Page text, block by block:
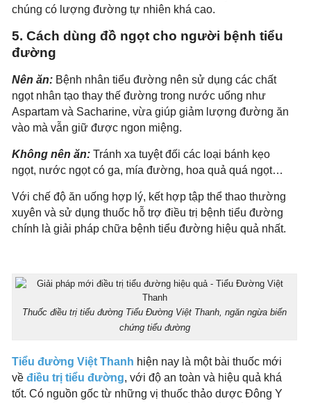
chúng có lượng đường tự nhiên khá cao.
5. Cách dùng đồ ngọt cho người bệnh tiểu
đường
Nên ăn: Bệnh nhân tiểu đường nên sử dụng các chất
ngọt nhân tạo thay thế đường trong nước uống như
Aspartam và Sacharine, vừa giúp giảm lượng đường ăn
vào mà vẫn giữ được ngon miệng.
Không nên ăn: Tránh xa tuyệt đối các loại bánh kẹo
ngọt, nước ngọt có ga, mía đường, hoa quả quá ngọt…
Với chế độ ăn uống hợp lý, kết hợp tập thể thao thường
xuyên và sử dụng thuốc hỗ trợ điều trị bệnh tiểu đường
chính là giải pháp chữa bệnh tiểu đường hiệu quả nhất.
Thuốc điều trị tiểu đường Tiểu Đường Việt Thanh, ngăn ngừa biến
chứng tiểu đường
Tiểu đường Việt Thanh hiện nay là một bài thuốc mới
về điều trị tiểu đường, với độ an toàn và hiệu quả khá
tốt. Có nguồn gốc từ những vị thuốc thảo dược Đông Y